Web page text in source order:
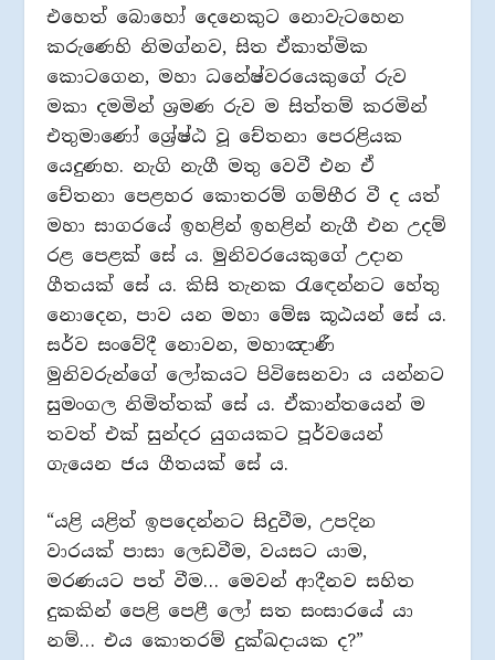
එහෙත් බොහෝ දෙනෙකුට නොවැටහෙන
කරුණෙහි නිමග්නව, සිත ඒකාත්මික
කොටගෙන, මහා ධනේෂ්වරයෙකුගේ රුව
මකා දමමින් ශ්‍රමණ රුව ම සිත්තම් කරමින්
එතුමාණෝ ශ්‍රේෂ්ඨ වූ චේතනා පෙරළියක
යෙදුණහ. නැගි නැගී මතු වෙවී එන ඒ
චේතනා පෙළහර කොතරම් ගම්භීර වී ද යත්
මහා සාගරයේ ඉහළින් ඉහළින් නැගී එන උදම්
රළ පෙළක් සේ ය. මුනිවරයෙකුගේ උදාන
ගීතයක් සේ ය. කිසි තැනක රැඳෙන්නට හේතු
නොදෙන, පාව යන මහා මේඝ කූඨයන් සේ ය.
සර්ව සංවේදී නොවන, මහාඤාණී
මුනිවරුන්ගේ ලෝකයට පිවිසෙනවා ය යන්නට
සුමංගල නිමිත්තක් සේ ය. ඒකාන්තයෙන් ම
තවත් එක් සුන්දර යුගයකට පූර්වයෙන්
ගැයෙන ජය ගීතයක් සේ ය.
“යළි යළිත් ඉපදෙන්නට සිදුවීම, උපදින
වාරයක් පාසා ලෙඩවීම, වයසට යාම,
මරණයට පත් වීම… මෙවන් ආදීනව සහිත
දුකකින් පෙළි පෙළී ලෝ සත සංසාරයේ යා
නම්… එය කොතරම් දුක්ඛදායක ද?”